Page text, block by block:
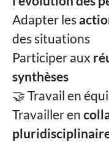
Adapter les
des situations
Participer aux
synthèses
🤝 Travail en
Travailler en